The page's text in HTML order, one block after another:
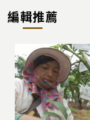
編輯推薦